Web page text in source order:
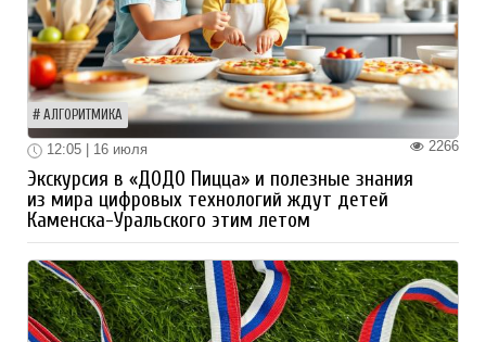
АЛГОРИТМИКА
2266
12:05 | 16 июля
Экскурсия в «ДОДО Пицца» и полезные знания
из мира цифровых технологий ждут детей
Каменска-Уральского этим летом